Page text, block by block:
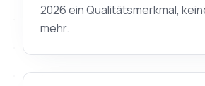
2026 ein Qualitätsmerkmal,
mehr.